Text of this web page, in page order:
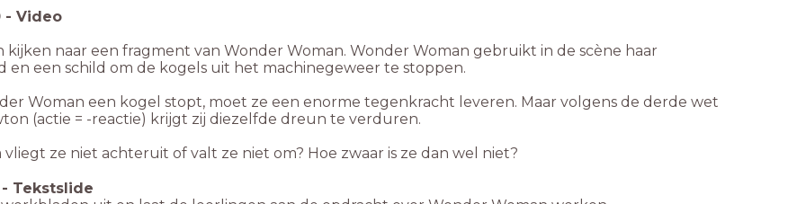
- Video
kijken naar een fragment van Wonder Woman. Wonder Woman gebruikt in de scène haar
en een schild om de kogels uit het machinegeweer te stoppen.
Woman een kogel stopt, moet ze een enorme tegenkracht leveren. Maar volgens de derde wet
(actie = -reactie) krijgt zij diezelfde dreun te verduren.
vliegt ze niet achteruit of valt ze niet om? Hoe zwaar is ze dan wel niet?
- Tekstslide